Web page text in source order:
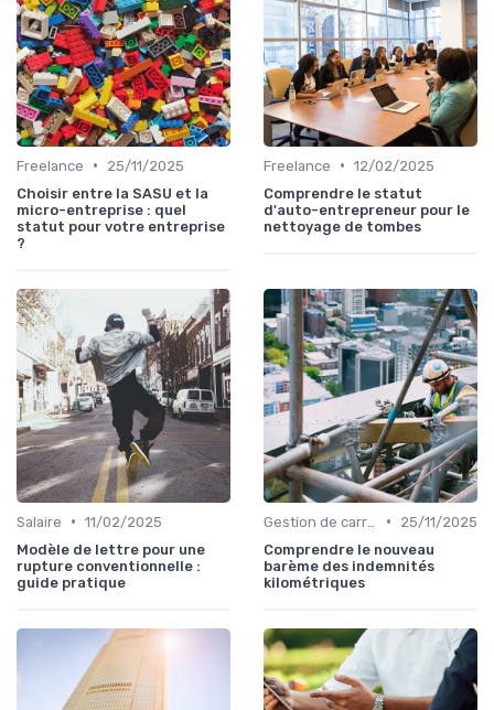
Freelance •
25/11/2025
Choisir entre la SASU et la
micro-entreprise : quel
statut pour votre entreprise
?
Freelance • 12/02/2025
Comprendre le statut
d'auto-entrepreneur pour le
nettoyage de tombes
Salaire • 11/02/2025
Modèle de lettre pour une
rupture conventionnelle :
guide pratique
•
25/11/2025
Comprendre le nouveau
barème des indemnités
kilométriques